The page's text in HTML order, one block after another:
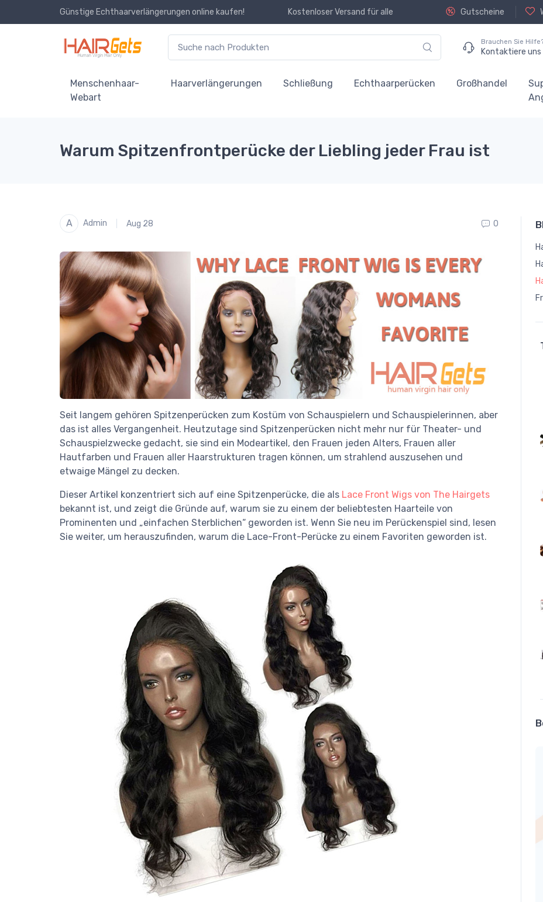
Günstige Echthaarverlängerungen online kaufen! Kostenloser Versand für alle Gutscheine
Brauchen Sie
Kontaktiere uns
Menschenhaar-
Webart
Haarverlängerungen Schließung Echthaarperücken Großhandel
Warum Spitzenfrontperücke der Liebling jeder Frau ist
A Admin Aug 28 0
Seit langem gehören Spitzenperücken zum Kostüm von Schauspielern und Schauspielerinnen, aber
das ist alles Vergangenheit. Heutzutage sind Spitzenperücken nicht mehr nur für Theater- und
Schauspielzwecke gedacht, sie sind ein Modeartikel, den Frauen jeden Alters, Frauen aller
Hautfarben und Frauen aller Haarstrukturen tragen können, um strahlend auszusehen und
etwaige Mängel zu decken.
Dieser Artikel konzentriert sich auf eine Spitzenperücke, die als Lace Front Wigs von The Hairgets
bekannt ist, und zeigt die Gründe auf, warum sie zu einem der beliebtesten Haarteile von
Prominenten und „einfachen Sterblichen“ geworden ist. Wenn Sie neu im Perückenspiel sind, lesen
Sie weiter, um herauszufinden, warum die Lace-Front-Perücke zu einem Favoriten geworden ist.